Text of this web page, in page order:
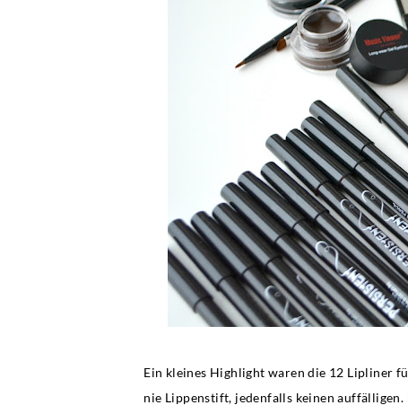
Ein kleines Highlight waren die 12 Lipliner
nie Lippenstift, jedenfalls keinen auffälligen.